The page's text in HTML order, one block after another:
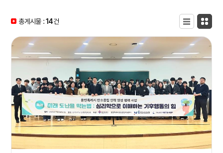
총게시물 :14건
목록형